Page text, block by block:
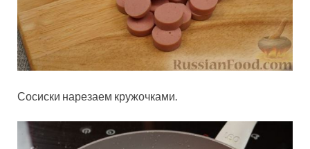
Сосиски нарезаем кружочками.